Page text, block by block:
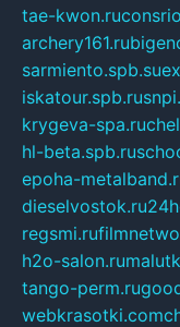
tae-kwon.ru
archery161.ru
sarmiento.spb.su
iskatour.spb.ru
krygeva-spa.ru
hl-beta.spb.ru
epoha-
dieselvostok.ru
regsmi.ru
h2o-salon.ru
tango-perm.ru
webkrasotki.com